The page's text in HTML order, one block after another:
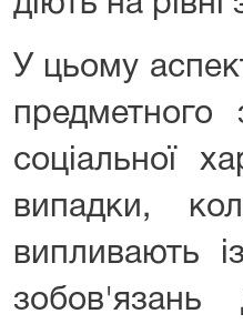
У цьому
предметного
соціальної
випадки,
випливають